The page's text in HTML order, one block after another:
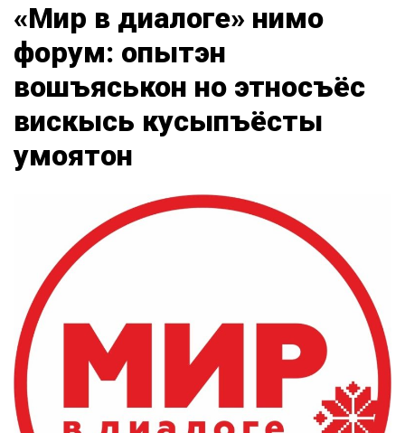
«Мир в диалоге» нимо
форум: опытэн
вошъяськон но этносъёс
вискысь кусыпъёсты
умоятон